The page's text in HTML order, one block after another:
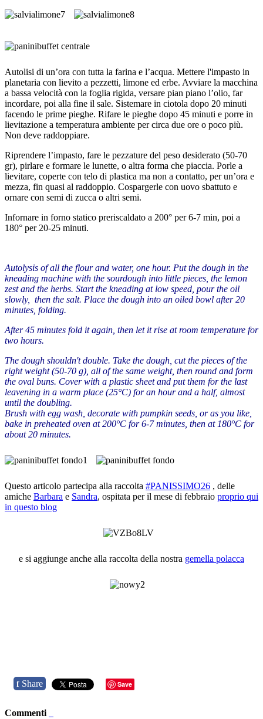
Autolisi di un’ora con tutta la farina e l’acqua. Mettere l'impasto in
planetaria con lievito a pezzetti, limone ed erbe. Avviare la macchina
a bassa velocità con la foglia rigida, versare pian piano l’olio, far
incordare, poi alla fine il sale. Sistemare in ciotola dopo 20 minuti
facendo le prime pieghe. Rifare le pieghe dopo 45 minuti e porre in
lievitazione a temperatura ambiente per circa due ore o poco più.
Non deve raddoppiare.
Riprendere l’impasto, fare le pezzature del peso desiderato (50-70
gr), pirlare e formare le lunette, o altra forma che piaccia. Porle a
lievitare, coperte con telo di plastica ma non a contatto, per un’ora e
mezza, fin quasi al raddoppio. Cospargerle con uovo sbattuto e
ornare con semi di zucca o altri semi.
Infornare in forno statico preriscaldato a 200° per 6-7 min, poi a
180° per 20-25 minuti.
Autolysis of all the flour and water, one hour. Put the dough in the
kneading machine with the sourdough into little pieces, the lemon
zest and the herbs. Start the kneading at low speed, pour the oil
slowly, then the salt. Place the dough into an oiled bowl after 20
minutes, folding.
After 45 minutes fold it again, then let it rise at room temperature for
two hours.
The dough shouldn't double. Take the dough cut the pieces of the
right weight (50-70 g), all of the same weight, then round and form
the oval buns. Cover with a plastic sheet and put them for the last
leavening in a warm place (25°C) for an hour and a half, almost
until the doubling.
Brush with egg wash decorate with pumpkin seeds, or as you like
bake in preheated oven at 200°C for 6-7 minutes then at 180°C for
about20 minutes.
Questo articolo partecipa alla raccolta #PANISSIMO26 , delle
amiche Barbara e Sandra, ospitata per il mese di febbraio proprio qui
in questo blog
e si aggiunge anche alla raccolta della nostra gemella polacca
f Share Save
Commenti